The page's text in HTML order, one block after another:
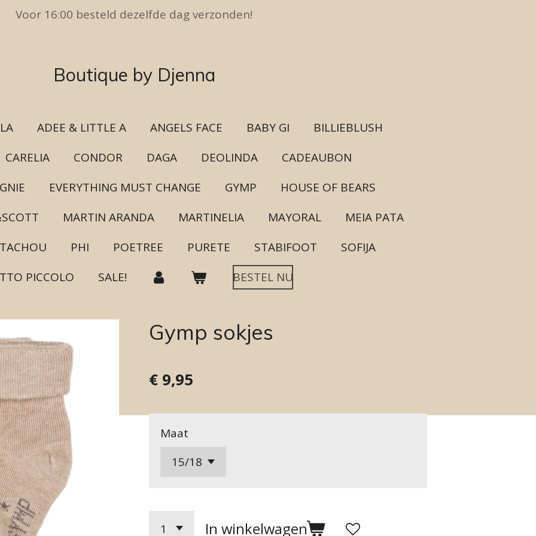
Voor 16:00 besteld dezelfde dag verzonden!
Boutique by Djenna
ADEE & LITTLE A ANGELS FACE BABY GI
BILLIEBLUSH
CARELIA
CONDOR DAGA DEOLINDA
CADEAUBON
EVERYTHING MUST CHANGE GYMP
HOUSE OF BEARS
MARTIN ARANDA MARTINELIA MAYORAL
MEIA PATA
PHI POETREE PURETE STABIFOOT
SOFIJA
PICCOLO
SALE! BESTEL NU
Gymp sokjes
€ 9,95
Maat
In winkelwagen